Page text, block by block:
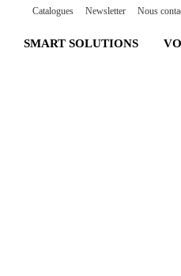
Catalogues Newsletter Nous
SMART SOLUTIONS